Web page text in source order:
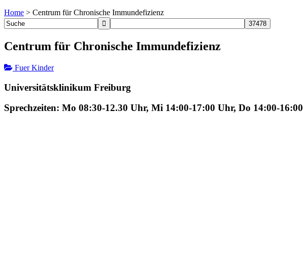
Home > Centrum für Chronische Immundefizienz
Centrum für Chronische Immundefizienz
Fuer Kinder
Universitätsklinikum Freiburg
Sprechzeiten: Mo 08:30-12.30 Uhr, Mi 14:00-17:00 Uhr, Do 14:00-16:00